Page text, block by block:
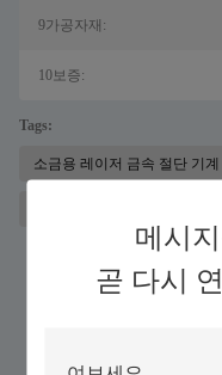
메시
곧 다시
9가공자재:
10보증:
Tags:
소금용 레이저 금속 절단 기계